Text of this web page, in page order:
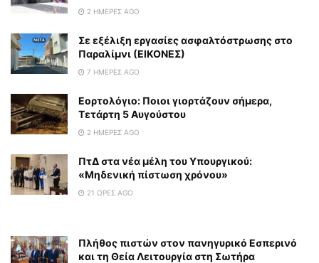
2 ΗΜΈΡΕΣ AGO
Σε εξέλιξη εργασίες ασφαλτόστρωσης στο
Παραλίμνι (ΕΙΚΟΝΕΣ)
7 ΗΜΈΡΕΣ AGO
Εορτολόγιο: Ποιοι γιορτάζουν σήμερα,
Τετάρτη 5 Αυγούστου
2 ΗΜΈΡΕΣ AGO
ΠτΔ στα νέα μέλη του Υπουργικού:
«Μηδενική πίστωση χρόνου»
21 ΏΡΕΣ AGO
Πλήθος πιστών στον πανηγυρικό Εσπερινό
και τη Θεία Λειτουργία στη Σωτήρα